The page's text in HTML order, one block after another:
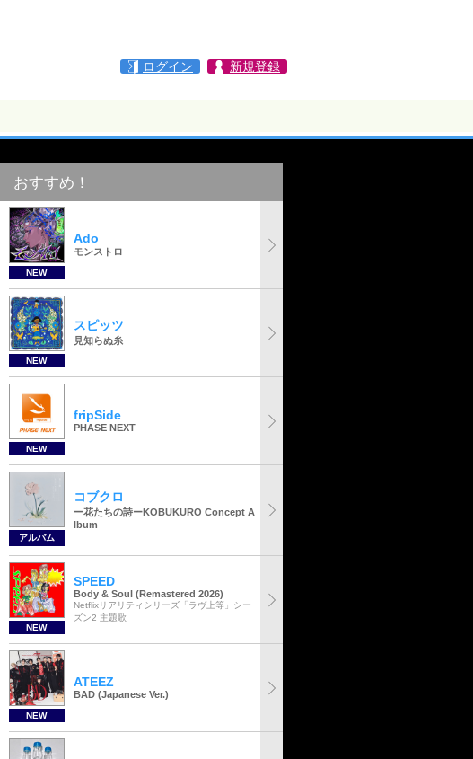
ログイン 新規登録
おすすめ！
NEW
Ado
モンストロ
NEW
スピッツ
見知らぬ糸
NEW
fripSide
PHASE NEXT
アルバム
コブクロ
ー花たちの詩ーKOBUKURO Concept A
lbum
NEW
SPEED
Body & Soul (Remastered 2026)
Netflixリアリティシリーズ「ラヴ上等」シー
ズン2 主題歌
NEW
ATEEZ
BAD (Japanese Ver.)